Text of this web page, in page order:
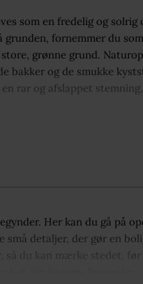
som en fredelig og
fornemmer du
grønne grund.
bakker og de smukke
rar og afslappet
er der udgang flere
Værelser og
og indretning
Her kan du gå på
små detaljer, der gør en
så du kan mærke stedet,